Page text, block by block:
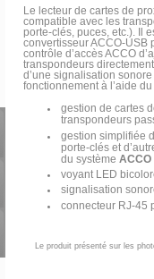
Le lecteur de cartes de
compatible avec les
porte-clés, puces, etc.). Il
convertisseur ACCO-USB
contrôle d’accès ACCO
transpondeurs
d’une signalisation
fonctionnement à l’aide
gestion de cartes
transpondeurs
gestion simplifiée
porte-clés et
du systèmeACCO
voyant LED
signalisation
connecteur RJ-45
Le produit présenté sur les